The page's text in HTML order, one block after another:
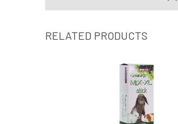
RELATED PRODUCTS